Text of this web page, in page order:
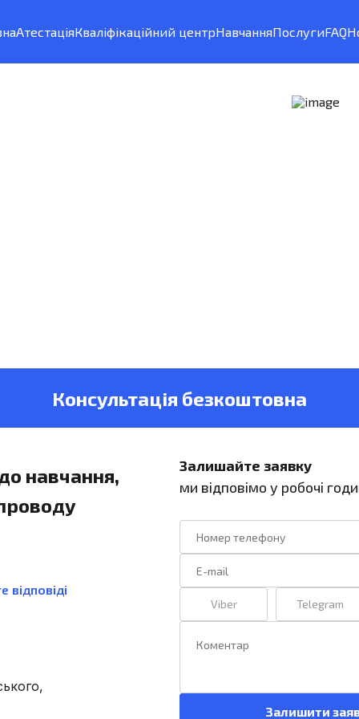
АтестаціяКваліфікаційний центрНавчанняПослугиFAQ
Консультація безкоштовна
навчання,
відповіді
Залишайте заявку
ми відповімо у робочі
Viber Telegram
Залишити